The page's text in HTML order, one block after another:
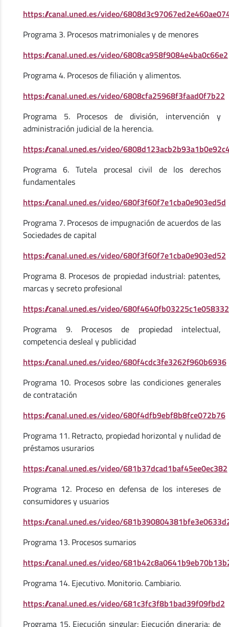
https://canal.uned.es/video/
Programa 3. Procesos matrimoniales y de menores
https://canal.uned.es/video/6808ca958f9084e4ba0c66e2
Programa 4. Procesos de filiación y alimentos.
https://canal.uned.es/video/6808cfa25968f3faad0f7b22
Programa 5. Procesos de división, intervención y
administración judicial de la herencia.
https://canal.uned.es/video/
Programa 6. Tutela procesal civil de los derechos
fundamentales
https://canal.uned.es/video/680f3f60f7e1cba0e903ed5d
Programa 7. Procesos de impugnación de acuerdos de las
Sociedades de capital
https://canal.uned.es/video/680f3f60f7e1cba0e903ed52
Programa 8. Procesos de propiedad industrial: patentes,
marcas y secreto profesional
https://canal.uned.es/video/680f4640fb03225c1e058332
Programa 9. Procesos de propiedad intelectual,
competencia desleal y publicidad
https://canal.uned.es/video/680f4cdc3fe3262f960b6936
Programa 10. Procesos sobre las condiciones generales
de contratación
https://canal.uned.es/video/680f4dfb9ebf8b8fce072b76
Programa 11. Retracto, propiedad horizontal y nulidad de
préstamos usurarios
https://canal.uned.es/video/681b37dcad1baf45ee0ec382
Programa 12. Proceso en defensa de los intereses de
consumidores y usuarios
https://canal.uned.es/video/
Programa 13. Procesos sumarios
https://canal.uned.es/video/
Programa 14. Ejecutivo. Monitorio. Cambiario.
https://canal.uned.es/video/681c3fc3f8b1bad39f09fbd2
Programa 15. Ejecución singular: Ejecución dineraria: de